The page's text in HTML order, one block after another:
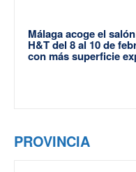
Málaga acoge el
H&T del 8 al 10 de
con más superficie
PROVINCIA